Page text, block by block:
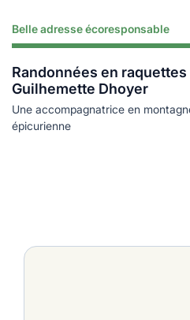
Belle adresse écoresponsable
Randonnées en
Guilhemette Dhoyer
Une accompagnatrice en
épicurienne
Lire plus